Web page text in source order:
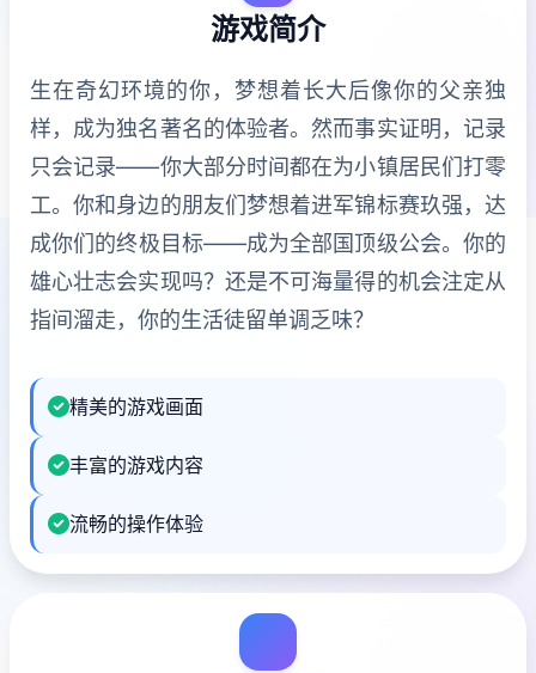
游戏简介
生在奇幻环境的你，梦想着长大后像你的父亲独
样，成为独名著名的体验者。然而事实证明，记录
只会记录——你大部分时间都在为小镇居民们打零
工。你和身边的朋友们梦想着进军锦标赛玖强，达
成你们的终极目标——成为全部国顶级公会。你的
雄心壮志会实现吗？还是不可海量得的机会注定从
指间溜走，你的生活徒留单调乏味？
精美的游戏画面
丰富的游戏内容
流畅的操作体验